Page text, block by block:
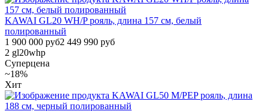
KAWAI GL20 WH/P рояль, длина 157 см, белый
полированный
1 900 000 руб2 449 990 руб
2 gl20whp
Суперцена
~18%
Хит